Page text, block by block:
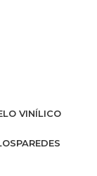
VINÍLICO
PAREDES